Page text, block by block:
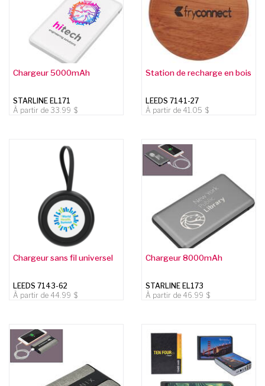
Chargeur 5000mAh
STARLINE EL171
À partir de 33.99
Station de recharge en bois
LEEDS 7141-27
À partir de 41.05
Chargeur sans fil universel
LEEDS 7143-62
À partir de 44.99
Chargeur 8000mAh
STARLINE EL173
À partir de 46.99